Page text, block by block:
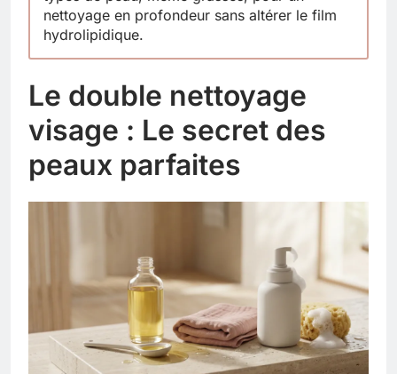
nettoyage en profondeur sans altérer le film
hydrolipidique.
Le double nettoyage
visage : Le secret des
peaux parfaites